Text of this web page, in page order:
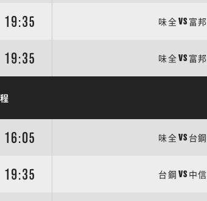
19:35 味全VS 富邦
19:35 味全VS 富邦
16:05 味全VS 台鋼
19:35 台鋼 VS 中信